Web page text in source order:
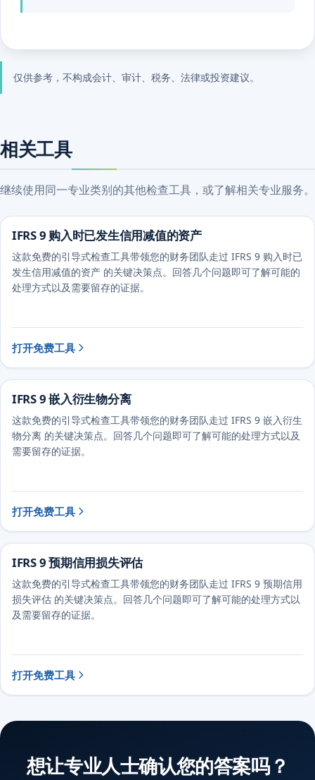
仅供参考，不构成会计、审计、税务、法律或投资建议。
相关工具
继续使用同一专业类别的其他检查工具，或了解相关专业服务。
IFRS 9 购入时已发生信用减值的资产
这款免费的引导式检查工具带领您的财务团队走过 IFRS 9 购入时已
发生信用减值的资产 的关键决策点。回答几个问题即可了解可能的
处理方式以及需要留存的证据。
打开免费工具
IFRS 9 嵌入衍生物分离
这款免费的引导式检查工具带领您的财务团队走过 IFRS 9 嵌入衍生
物分离 的关键决策点。回答几个问题即可了解可能的处理方式以及
需要留存的证据。
打开免费工具
IFRS 9 预期信用损失评估
这款免费的引导式检查工具带领您的财务团队走过 IFRS 9 预期信用
损失评估 的关键决策点。回答几个问题即可了解可能的处理方式以
及需要留存的证据。
打开免费工具
想让专业人士确认您的答案吗？